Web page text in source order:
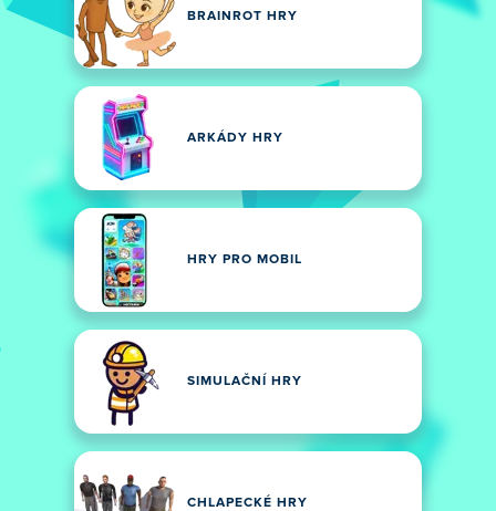
BRAINROT HRY
ARKÁDY HRY
HRY PRO MOBIL
SIMULAČNÍ HRY
CHLAPECKÉ HRY